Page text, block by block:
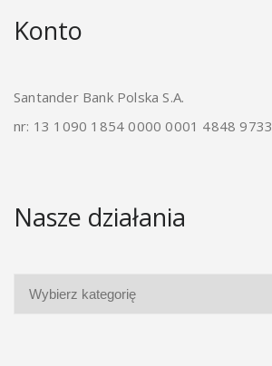
Konto
Santander Bank Polska S.A.
nr: 13 1090 1854 0000 0001 4848 9733
Nasze działania